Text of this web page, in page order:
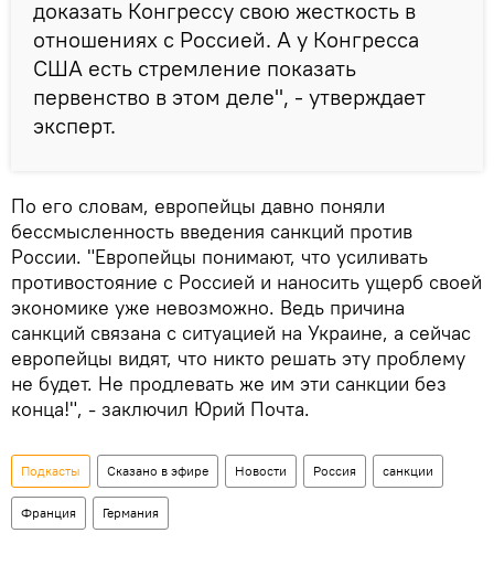
доказать Конгрессу свою жесткость в
отношениях с Россией. А у Конгресса
США есть стремление показать
первенство в этом деле", - утверждает
эксперт.
По его словам, европейцы давно поняли
бессмысленность введения санкций против
России. "Европейцы понимают, что усиливать
противостояние с Россией и наносить ущерб своей
экономике уже невозможно. Ведь причина
санкций связана с ситуацией на Украине, а сейчас
европейцы видят, что никто решать эту проблему
не будет. Не продлевать же им эти санкции без
конца!", - заключил Юрий Почта.
Подкасты Сказано в эфире Новости Россия санкции
Франция Германия